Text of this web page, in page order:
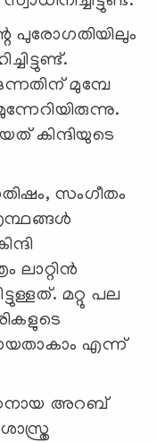
പുരോഗതിയിലും
മുമ്പേ
കിന്ദിയുടെ
സംഗീതം
ലാറ്റിൻ
മറ്റു പല
എന്ന്
അറബ്